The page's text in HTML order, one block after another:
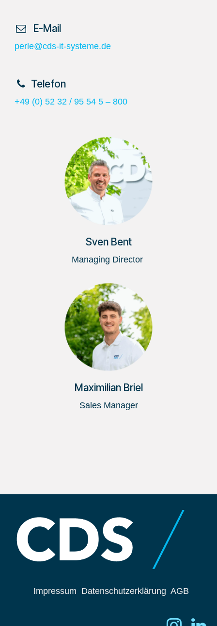
​ E-Mail
perle@cds-it-systeme.de
​Telefon
+49 (0) 52 32 / 95 54 5 – 800
Sven Bent
Managing Director
Maximilian Briel
Sales Manager
Impressum Datenschutzerklärung AGB